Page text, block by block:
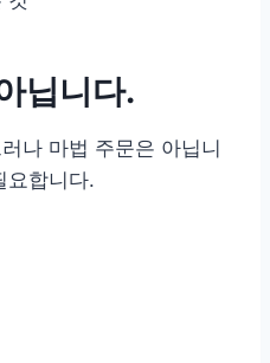
닙니다.
나 마법 주문은 아닙니
요합니다.